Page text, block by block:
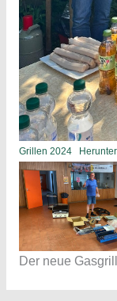
Grillen 2024
Der neue